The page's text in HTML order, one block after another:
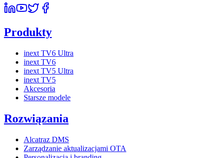
Produkty
inext TV6 Ultra
inext TV6
inext TV5 Ultra
inext TV5
Akcesoria
Starsze modele
Rozwiązania
Alcatraz DMS
Zarządzanie aktualizacjami OTA